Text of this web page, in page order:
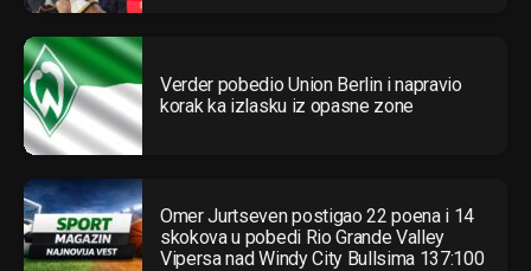
Verder pobedio Union Berlin i napravio
korak ka izlasku iz opasne zone
Omer Jurtseven postigao 22 poena i 14
skokova u pobedi Rio Grande Valley
Vipersa nad Windy City Bullsima 137:100